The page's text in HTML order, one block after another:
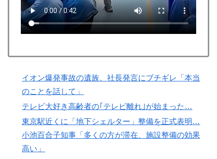
と日本人は何か適当に作る感じがしない・・・」「あれ
がまさに経験値である」
▶ 韓国人「韓国人が衝撃を受けた意外な日本の運転文化が
海外でも凄すぎると絶賛
▶ 【海外の反応】アルゼンチン協会、FIFA会長に確固たる
支持を表明「隠す気もないんだなｗ」
▶ 外国人「アジア杯で優勝するんだ」日本代表、W杯ポッ
ト1入りに現実味!?2030大会で出場枠「64」なら追い風
に！アメリカ人もポット1争いに熱視線！【海外の反
イオン爆発事故の遺族、社長発言にブチギレ「本当
のことを話して」
テレビ大好き高齢者の｢テレビ離れ｣が始まった…
東京駅近くに「地下シェルター」整備を正式表明…
小池百合子知事「多くの方が滞在、施設整備の効果
高い」